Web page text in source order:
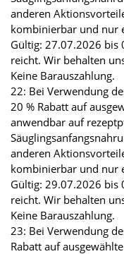
anderen
kombinierbar und nur
Gültig: 27.07.2026 bis
reicht. Wir behalten
Keine Barauszahlung.
22: Bei Verwendung
20 % Rabatt auf
anwendbar auf
anderen
kombinierbar und nur
Gültig: 29.07.2026 bis
reicht. Wir behalten
Keine Barauszahlung.
23: Bei Verwendung
Rabatt auf